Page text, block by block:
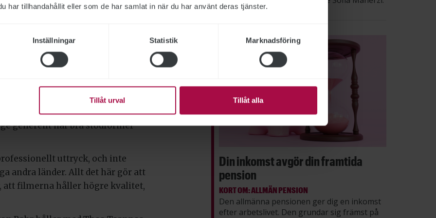
har tillhandahållit eller som de har samlat in när du har använt deras tjänster.
Inställningar Statistik Marknadsföring
Tillåt urval Tillåt alla
Svenska Filminstitutet med att få
i Sverige på flera sätt satsar
enbart stöttar
har vi en som jobbar enbart
Så ser det inte ut i flera
Sverige också har någon som
generellt har bra stödformer
uttryck, och inte
andra länder. Allt det här gör att
att filmerna håller högre kvalitet,
Din inkomst avgör din framtida
pension
KORT OM: ALLMÄN PENSION
Den allmänna pensionen ger dig en inkomst
efter arbetslivet. Den grundar sig främst på